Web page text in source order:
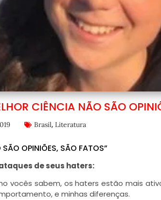
CIÊNCIA NÃO SÃO
Brasil, Literatura
OPINIÕES, SÃO FATOS”
de seus haters:
vocês sabem, os haters estão mais
e minhas diferenças.